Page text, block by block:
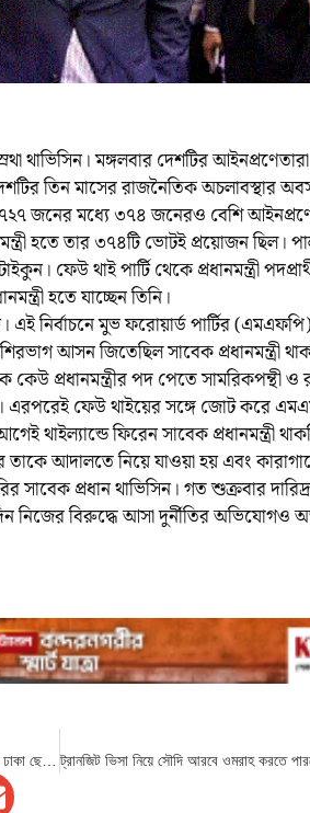
থাভিসিন। মঙ্গলবার দেশটির
তিন মাসের রাজনৈতিক অচলাবস্থার
৭২৭ জনের মধ্যে ৩৭৪ জনেরও বেশি
হতে তার ৩৭৪টি ভোটই প্রয়োজন ছিল।
ফেউ থাই পার্টি থেকে প্রধানমন্ত্রী
হতে যাচ্ছেন তিনি।
এই নির্বাচনে মুভ ফরোয়ার্ড পার্টির
আসন জিতেছিল সাবেক প্রধানমন্ত্রী
প্রধানমন্ত্রীর পদ পেতে সামরিকপন্থী ও
এরপরেই ফেউ থাইয়ের সঙ্গে জোট করে
থাইল্যান্ডে ফিরেন সাবেক প্রধানমন্ত্রী
তাকে আদালতে নিয়ে যাওয়া হয় এবং
সাবেক প্রধান থাভিসিন। গত শুক্রবার
নিজের বিরুদ্ধে আসা দুর্নীতির অভিযোগও
ব্রিকস সম্মেলনে যোগ দিতে দক্ষিণ আফ্রিকার উদ্দেশ্যে ঢাকা ছেড়েছেন প্রধানমন্ত্রী